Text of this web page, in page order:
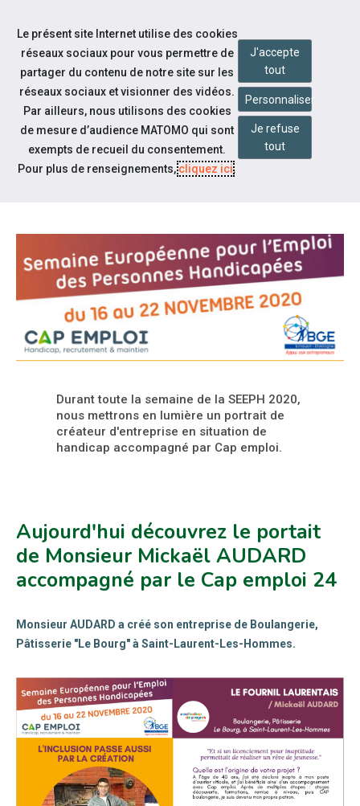
Aller au contenu
Notre actualité
SEEPH : INCLUSION ET CRÉATION
Durant toute la semaine de la SEEPH 2020,
nous mettrons en lumière un portrait de
créateur d'entreprise en situation de
handicap accompagné par Cap emploi.
Aujourd'hui découvrez le portait
de Monsieur Mickaël AUDARD
accompagné par le Cap emploi 24
Monsieur AUDARD a créé son entreprise de Boulangerie,
Pâtisserie "Le Bourg" à Saint-Laurent-Les-Hommes.
Le présent site Internet utilise des cookies
réseaux sociaux pour vous permettre de
partager du contenu de notre site sur les
réseaux sociaux et visionner des vidéos.
Par ailleurs, nous utilisons des cookies
de mesure d’audience MATOMO qui sont
exempts de recueil du consentement.
Pour plus de renseignements,cliquez ici.
J'accepte
tout
Personnaliser
Je refuse
tout